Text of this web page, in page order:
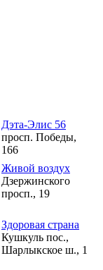
Дэта-Элис 56
просп. Победы,
166
Живой воздух
Дзержинского
просп., 19
Здоровая страна
Кушкуль пос.,
Шарлыкское ш., 1